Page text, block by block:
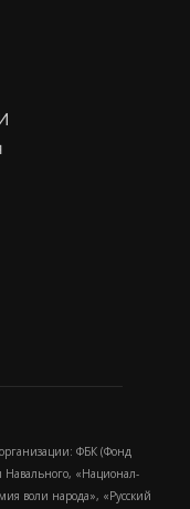
ФБК (Фонд
«Национал-
воли народа», «Русский